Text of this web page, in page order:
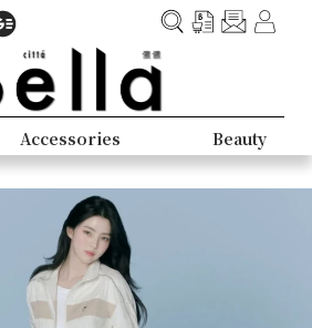
Accessories Beauty